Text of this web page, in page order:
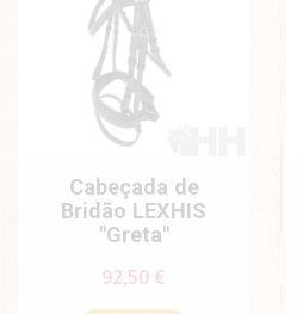
Cabeçada de
Bridão LEXHIS
"Greta"
92,50 €